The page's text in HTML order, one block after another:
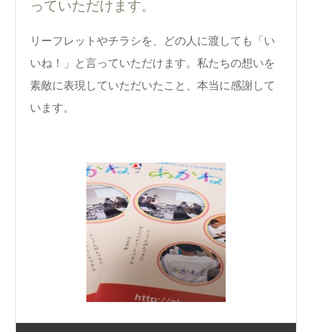
っていただけます。
リーフレットやチラシを、どの人に渡しても「い
いね！」と言っていただけます。私たちの想いを
素敵に表現していただいたこと、本当に感謝して
います。